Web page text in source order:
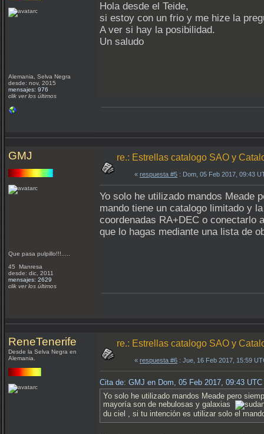
Alemania, Selva Negra
desde: nov, 2015
mensajes: 976
clik ver los últimos
Hola desde el Teide,
si estoy con un frio y me hize la
A ver si hay la posibilidad.
Un saludo
GMJ
Que pasa pulpillo!!!.....
45 Manresa
desde: dic, 2011
mensajes: 2629
clik ver los últimos
re.: Estrellas catalogo SAO y
« respuesta #5 : Dom, 05 Feb 2017, 09:43
Yo solo he utilizado mandos Meade
mando tiene un catalogo limitado y
coordenadas RA+DEC o conectarlo
que lo hagas mediante una lista de
ReneTenerife
Desde la Selva Negra en
Alemania.
re.: Estrellas catalogo SAO y
« respuesta #6 : Jue, 16 Feb 2017, 15:59
Cita de: GMJ en Dom, 05 Feb 2017, 09:43 UTC
Yo solo he utilizado mandos Meade pero
mayoría son de nebulosas y galaxias
du ciel , si tu intención es utilizar solo el